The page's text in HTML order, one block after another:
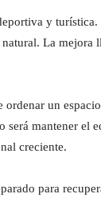
y
La mejora
un
mantener
creciente.
para